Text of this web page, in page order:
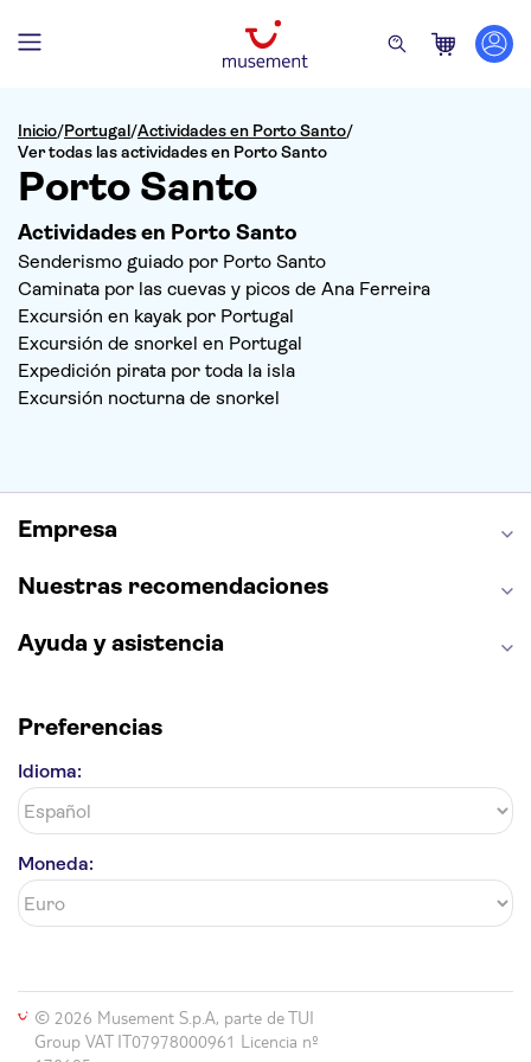
Inicio/Portugal/Actividades en Porto Santo/
Ver todas las actividades en Porto Santo
Porto Santo
Actividades en Porto Santo
Senderismo guiado por Porto Santo
Caminata por las cuevas y picos de Ana Ferreira
Excursión en kayak por Portugal
Excursión de snorkel en Portugal
Expedición pirata por toda la isla
Excursión nocturna de snorkel
Empresa
Nuestras recomendaciones
Ayuda y asistencia
Preferencias
Idioma:
Moneda:
© 2026 Musement S.p.A, parte de TUI
Group VAT IT07978000961 Licencia nº